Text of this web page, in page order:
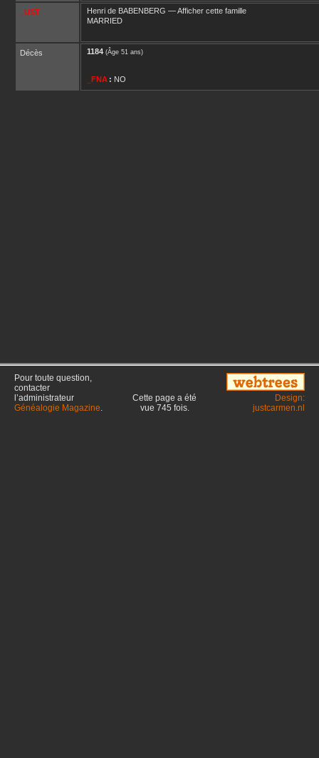
_UST Henri de BABENBERG —Afficher cette famille
MARRIED
Décès 1184 (Âge 51 ans)
_FNA : NO
Pour toute question,
contacter
l’administrateur
Généalogie Magazine.
Cette page a été
vue 745 fois.
Design:
justcarmen.nl